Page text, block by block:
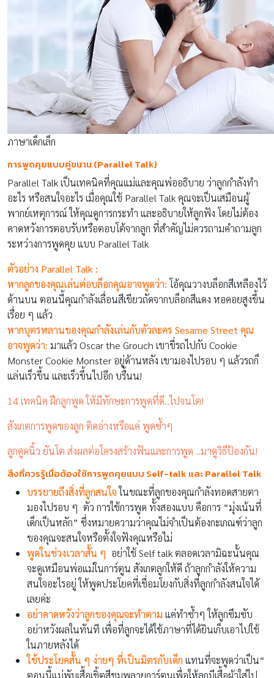
ภาษาเด็กเล็ก
การพูดคุยแบบคู่ขนาน (Parallel Talk)
Parallel Talk เป็นเทคนิคที่คุณแม่และคุณพ่ออธิบาย ว่าลูกกำลังทำ
อะไร หรือสนใจอะไร เมื่อคุณใช้ Parallel Talk คุณจะเป็นเสมือนผู้
พากย์เหตุการณ์ ให้คุณดูการกระทำ และอธิบายให้ลูกฟัง โดยไม่ต้อง
คาดหวังการตอบรับหรือตอบโต้จากลูก ที่สำคัญไม่ควรถามคำถามลูก
ระหว่างการพูดคุย แบบ Parallel Talk
ตัวอย่าง Parallel Talk :
หากลูกของคุณเล่นต่อบล็อกคุณอาจพูดว่า: โอ้คุณวางบล็อกสีเหลืองไว้
ด้านบน ตอนนี้คุณกำลังเลื่อนสีเขียวถัดจากบล็อกสีแดง หอคอยสูงขึ้น
เรื่อย ๆ แล้ว
หากบุตรหลานของคุณกำลังเล่นกับตัวละคร Sesame Street คุณ
อาจพูดว่า: มาแล้ว Oscar the Grouch เขาขี่รถไปกับ Cookie
Monster Cookie Monster อยู่ด้านหลัง เขามองไปรอบ ๆ แล้วรถก็
แล่นเร็วขึ้น และเร็วขึ้นไปอีก บรื้นน!
14 เทคนิค ฝึกลูกพูด ให้มีทักษะการพูดที่ดี..ไปจนโต!
สังเกตการพูดของลูก ติดอ่างหรือแค่ พูดซ้ำๆ
ลูกดูดนิ้ว ยันโต ส่งผลต่อโครงสร้างฟันและการพูด ..มาดูวิธีป้องกัน!
สิ่งที่ควรรู้เมื่อต้องใช้การพูดคุยแบบ Self-talk และParallel Talk
บรรยายถึงสิ่งที่ลูกสนใจในขณะที่ลูกของคุณกำลังทอดสายตา
มองไปรอบ ๆ ตัว การใช้การพูด ทั้งสองแบบ คือการ “มุ่งเน้นที่
เด็กเป็นหลัก” ซึ่งหมายความว่าคุณไม่จำเป็นต้องกะเกณฑ์ว่าลูก
ของคุณจะสนใจหรือตั้งใจฟังคุณหรือไม่
พูดในช่วงเวลาสั้น ๆ อย่าใช้ Self talk ตลอดเวลามิฉะนั้นคุณ
จะดูเหมือนพ่อแม่ในการ์ตูน สังเกตลูกให้ดี ถ้าลูกกำลังให้ความ
สนใจอะไรอยู่ ให้พูดประโยคที่เชื่อมโยงกับสิ่งที่ลูกกำลังสนใจได้
เลยค่ะ
อย่าคาดหวังว่าลูกของคุณจะทำตาม แค่ทำซ้ำๆ ให้ลูกซึมซับ
อย่าหวังผลในทันที เพื่อที่ลูกจะได้ใช้ภาษาที่ได้ยินเก็บเอาไปใช้
ในภายหลังได้
ใช้ประโยคสั้น ๆ ง่ายๆ ที่เป็นมิตรกับเด็ก แทนที่จะพูดว่าเป็น“
ตอนนี้แม่พับเสื้อเชิ้ตสีชมพูลายการ์ตูนเพื่อให้ลูกมีเสื้อผ้าใส่ไป